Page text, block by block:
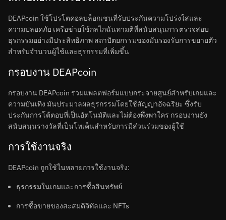
DEAPcoin ใช้โปรโตคอลบล็อกเชนที่รับประกันความโปร่งใสและ
ความปลอดภัย เครือข่ายใช้กลไกฉันทามติที่สนับสนุนการตรวจสอบ
ธุรกรรมอย่างมีประสิทธิภาพ สถาปัตยกรรมของมันรองรับการขยายตัว
สำหรับจำนวนผู้ใช้และธุรกรรมที่เพิ่มขึ้น
กรอบงาน DEAPcoin
กรอบงาน DEAPcoin รวมแพลตฟอร์มแบบกระจายศูนย์สำหรับเกมและ
ความบันเทิง มันประมวลผลธุรกรรมโดยใช้สัญญาอัจฉริยะ ซึ่งรับ
ประกันการโต้ตอบที่เป็นอัตโนมัติและไม่ต้องพึ่งพาใคร กรอบงานยัง
สนับสนุนรางวัลที่เป็นโทเค็นสำหรับการมีส่วนร่วมของผู้ใช้
การใช้งานจริง
DEAPcoin ถูกใช้ในหลายการใช้งานจริง:
ธุรกรรมในเกมและการซื้อสินทรัพย์
การซื้อขายของสะสมดิจิทัลและ NFTs